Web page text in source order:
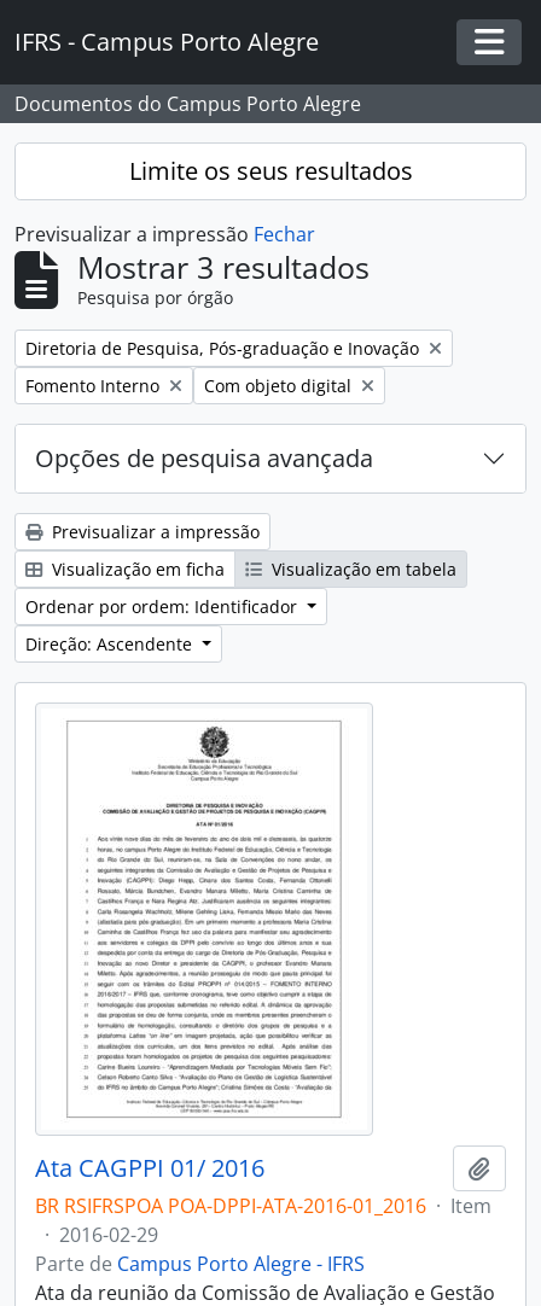
IFRS - Campus Porto Alegre
Documentos do Campus Porto Alegre
Limite os seus resultados
Previsualizar a impressão Fechar
Mostrar 3 resultados
Pesquisa por órgão
Remover filtro:
Diretoria de Pesquisa, Pós-graduação e Inovação
Remover filtro:
Fomento Interno Remover filtro:
Com objeto digital
Opções de pesquisa avançada
Previsualizar a impressão
Visualização em ficha
Visualização em tabela
Ordenar por ordem: Identificador
Direção: Ascendente
Ata CAGPPI 01/ 2016
BR RSIFRSPOA POA-DPPI-ATA-2016-01_2016 · Item
· 2016-02-29
Parte de Campus Porto Alegre - IFRS
Ata da reunião da Comissão de Avaliação e Gestão